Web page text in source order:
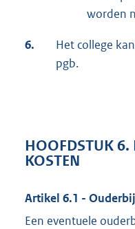
worden
6.
Het college
pgb.
HOOFDSTUK 6.
KOSTEN
Artikel 6.1 -
Een eventuele